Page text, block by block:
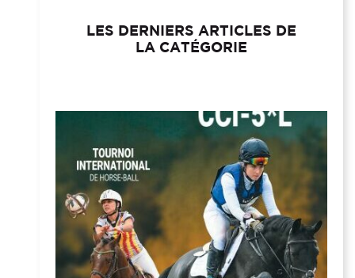
LES DERNIERS ARTICLES DE
LA CATÉGORIE